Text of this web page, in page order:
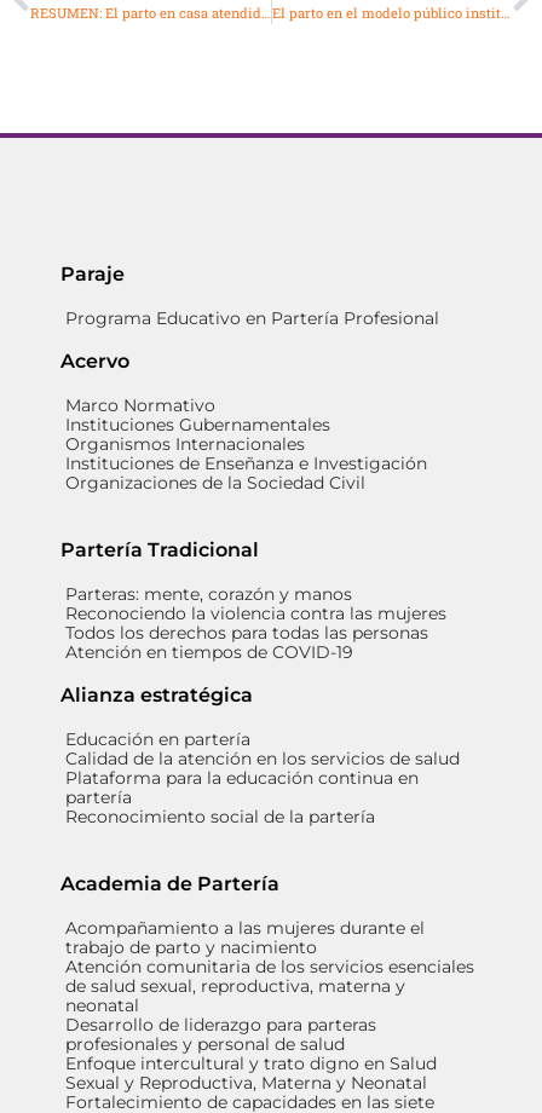
RESUMEN: El parto en casa atendido por una partera tradicional y un médico particular en Yucatán El parto en el modelo público institucional y con partera tradicional: motivaciones de las mujeres del Istmo oaxaqueño
Paraje
Programa Educativo en Partería Profesional
Acervo
Marco Normativo
Instituciones Gubernamentales
Organismos Internacionales
Instituciones de Enseñanza e Investigación
Organizaciones de la Sociedad Civil
Partería Tradicional
Parteras: mente, corazón y manos
Reconociendo la violencia contra las mujeres
Todos los derechos para todas las personas
Atención en tiempos de COVID-19
Alianza estratégica
Educación en partería
Calidad de la atención en los servicios de salud
Plataforma para la educación continua en
partería
Reconocimiento social de la partería
Academia de Partería
Acompañamiento a las mujeres durante el
trabajo de parto y nacimiento
Atención comunitaria de los servicios esenciales
de salud sexual, reproductiva, materna y
neonatal
Desarrollo de liderazgo para parteras
profesionales y personal de salud
Enfoque intercultural y trato digno en Salud
Sexual y Reproductiva, Materna y Neonatal
Fortalecimiento de capacidades en las siete